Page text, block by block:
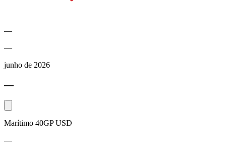
—
—
junho de 2026
—
Marítimo 40GP USD
—